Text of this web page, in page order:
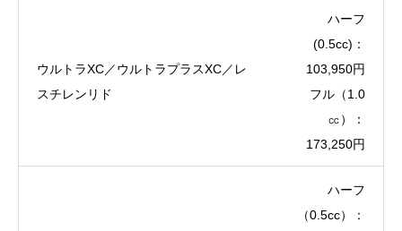
ウルトラXC／ウルトラプラスXC／レ
スチレンリド
ハーフ
(0.5cc)：
103,950円
フル（1.0
㏄）：
173,250円
ハーフ
（0.5cc）：